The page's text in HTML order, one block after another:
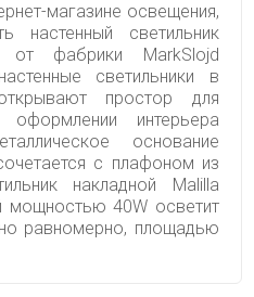
магазине освещения,
настенный светильник
фабрики MarkSlojd
светильники в
простор для
интерьера
основание
с плафоном из
накладной Malilla
мощностью 40W осветит
равномерно, площадью